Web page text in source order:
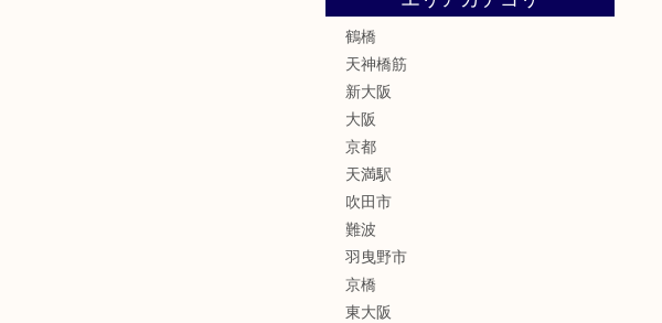
鶴橋
天神橋筋
新大阪
大阪
京都
天満駅
吹田市
難波
羽曳野市
京橋
東大阪